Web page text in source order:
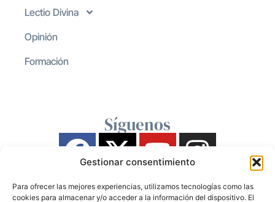
Gestionar consentimiento
Para ofrecer las mejores experiencias, utilizamos tecnologías como las
cookies para almacenar y/o acceder a la información del dispositivo. El
Lectio Divina
Opinión
Formación
Síguenos